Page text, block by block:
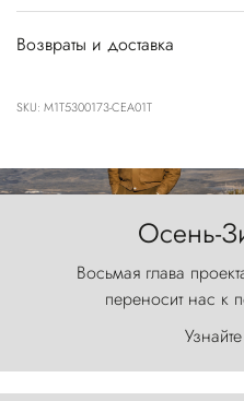
Возвраты и доставка
SKU: M1T5300173-CEA01T
Осень-
Восьмая глава
переносит нас к
первозданного
первобытной
Торрес-дель-Пайне,